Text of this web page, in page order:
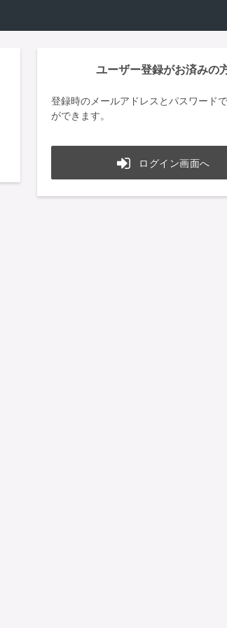
ユーザー登録がお済みの
登録時のメールアドレスとパスワード
ができます。
ログイン画面へ